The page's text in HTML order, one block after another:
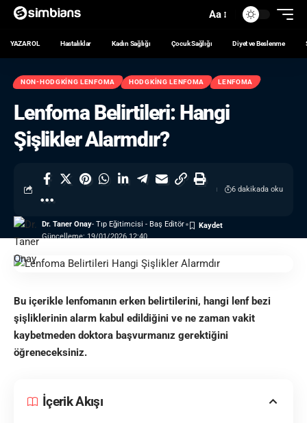
Aa
YAZAR OL Hastalıklar Kadın Sağlığı Çocuk Sağlığı Diyet ve Beslenme
NON-HODGKING LENFOMA HODGKING LENFOMA LENFOMA
Lenfoma Belirtileri: Hangi
Şişlikler Alarmdır?
Güncelleme: 19/01/2026 12:40
Dr. Taner Onay- Tıp Eğitimcisi - Baş Editör
6 dakikada oku
Bu içerikle lenfomanın erken belirtilerini, hangi lenf bezi
şişliklerinin alarm kabul edildiğini ve ne zaman vakit
kaybetmeden doktora başvurmanız gerektiğini
öğreneceksiniz.
İçerik Akışı